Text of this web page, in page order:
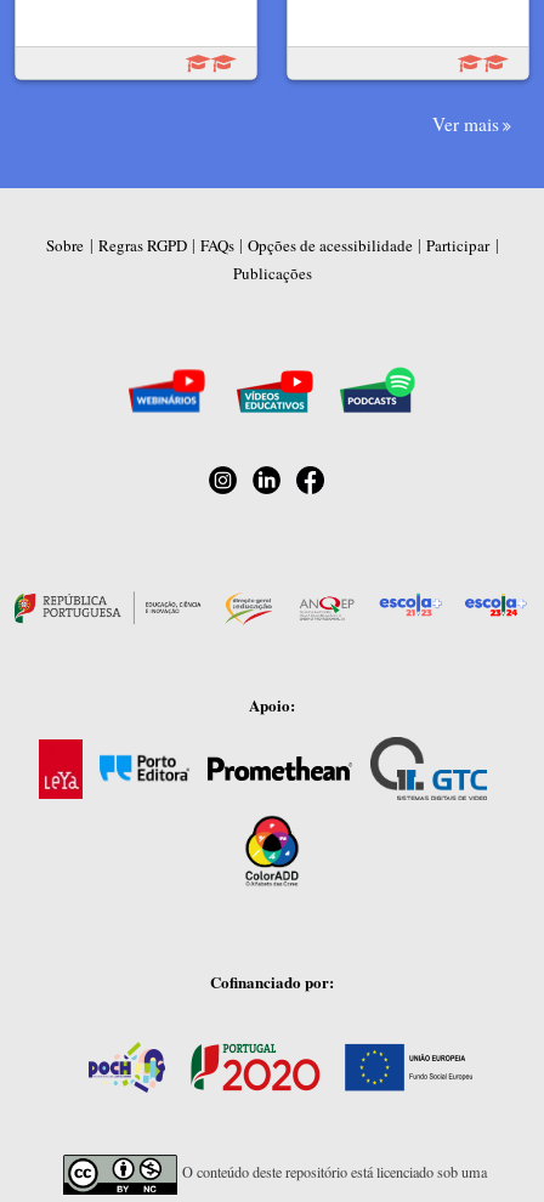
Ver mais
Sobre | Regras RGPD| FAQs| Opções de acessibilidade| Participar|
Publicações
Apoio:
Cofinanciado por:
O conteúdo deste repositório está licenciado sob uma